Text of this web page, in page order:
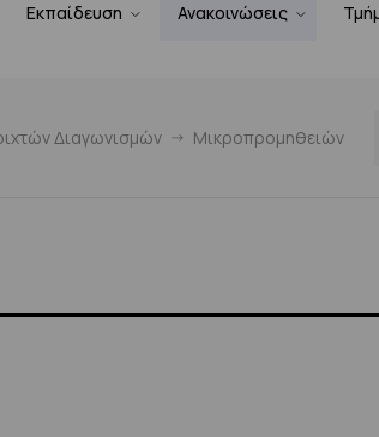
Εκπαίδευση Ανακοινώσεις
Διαγωνισμών Μικροπρομηθειών